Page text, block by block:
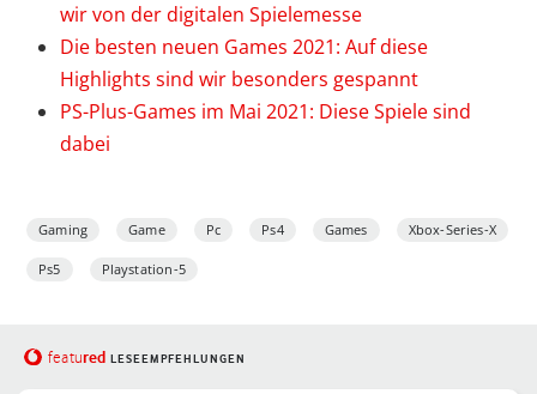
wir von der digitalen Spielemesse
Die besten neuen Games 2021: Auf diese
Highlights sind wir besonders gespannt
PS-Plus-Games im Mai 2021: Diese Spiele sind
dabei
Gaming Game Pc Ps4 Games Xbox-Series-X
Ps5 Playstation-5
featured LESEEMPFEHLUNGEN